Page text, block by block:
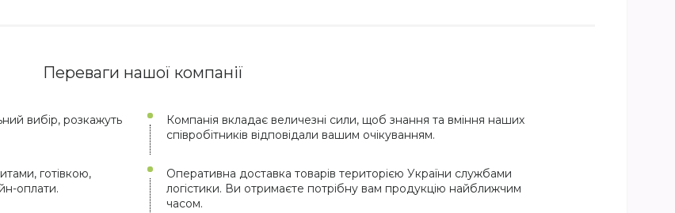
Переваги нашої компанії
вибір, розкажуть
Компанія вкладає величезні сили, щоб знання та вміння наших
співробітників відповідали вашим очікуванням.
готівкою,
оплати.
Оперативна доставка товарів територією України службами
логістики. Ви отримаєте потрібну вам продукцію найближчим
часом.